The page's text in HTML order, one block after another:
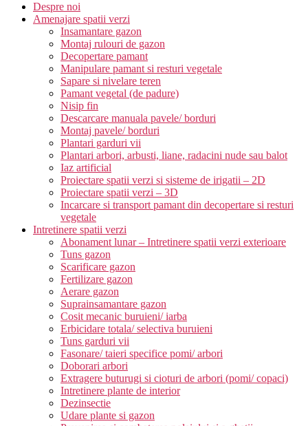
Despre noi
Amenajare spatii verzi
Insamantare gazon
Montaj rulouri de gazon
Decopertare pamant
Manipulare pamant si resturi vegetale
Sapare si nivelare teren
Pamant vegetal (de padure)
Nisip fin
Descarcare manuala pavele/ borduri
Montaj pavele/ borduri
Plantari garduri vii
Plantari arbori, arbusti, liane, radacini nude sau balot
Iaz artificial
Proiectare spatii verzi si sisteme de irigatii – 2D
Proiectare spatii verzi – 3D
Incarcare si transport pamant din decopertare si resturi
vegetale
Intretinere spatii verzi
Abonament lunar – Intretinere spatii verzi exterioare
Tuns gazon
Scarificare gazon
Fertilizare gazon
Aerare gazon
Suprainsamantare gazon
Cosit mecanic buruieni/ iarba
Erbicidare totala/ selectiva buruieni
Tuns garduri vii
Fasonare/ taieri specifice pomi/ arbori
Doborari arbori
Extragere buturugi si cioturi de arbori (pomi/ copaci)
Intretinere plante de interior
Dezinsectie
Udare plante si gazon